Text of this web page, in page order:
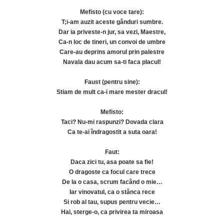
Mefisto (cu voce tare):
T;i-am auzit aceste gânduri sumbre.
Dar ia priveste-n jur, sa vezi, Maestre,
Ca-n loc de tineri, un convoi de umbre
Care-au deprins amorul prin palestre
Navala dau acum sa-ti faca placul!
Faust (pentru sine):
Stiam de mult ca-i mare mester dracul!
Mefisto:
Taci? Nu-mi raspunzi? Dovada clara
Ca te-ai îndragostit a suta oara!
Faut:
Daca zici tu, asa poate sa fie!
O dragoste ca focul care trece
De la o casa, scrum facând o mie…
Iar vinovatul, ca o stânca rece
Si rob al tau, supus pentru vecie…
Hai, sterge-o, ca privirea ta miroasa